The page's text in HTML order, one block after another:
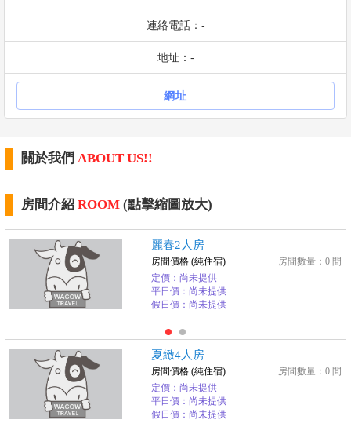
連絡電話：-
地址：-
網址
關於我們 ABOUT US!!
房間介紹 ROOM (點擊縮圖放大)
麗春2人房
房間數量：0 間
房間價格 (純住宿)
定價：尚未提供
平日價：尚未提供
假日價：尚未提供
夏緻4人房
房間數量：0 間
房間價格 (純住宿)
定價：尚未提供
平日價：尚未提供
假日價：尚未提供